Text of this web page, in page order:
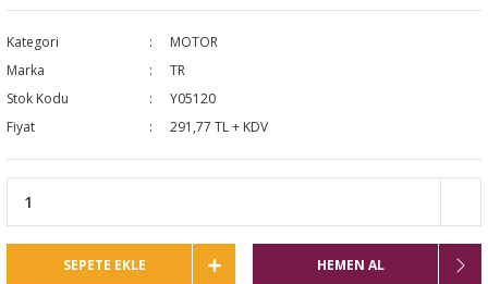
Kategori
MOTOR
Marka
TR
Stok Kodu
Y05120
Fiyat
291,77 TL + KDV
SEPETE EKLE HEMEN AL